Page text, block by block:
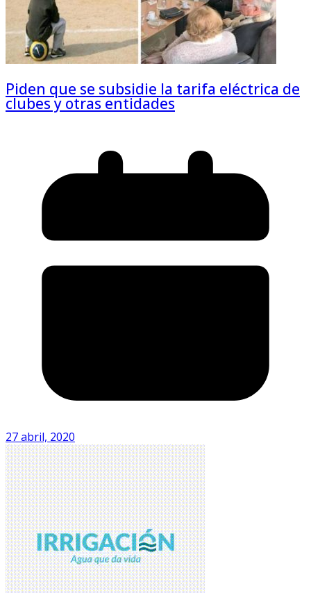
Piden que se subsidie la tarifa eléctrica de
clubes y otras entidades
27 abril, 2020